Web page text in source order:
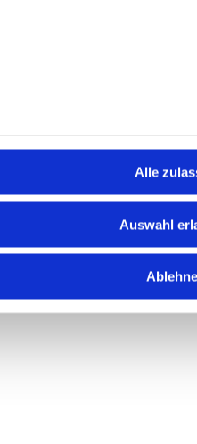
Alle
Auswahl